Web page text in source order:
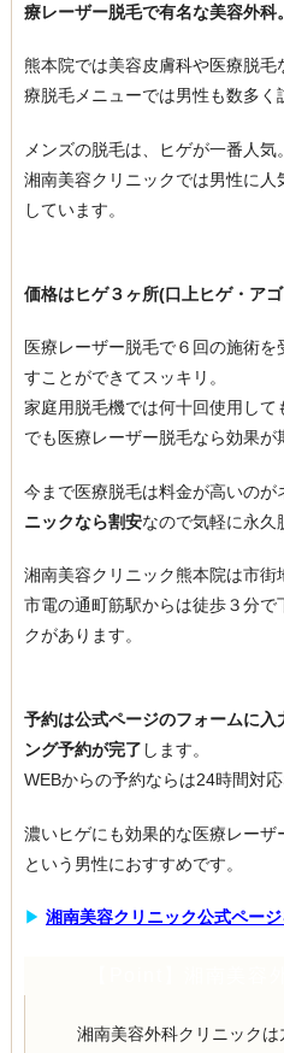
療レーザー脱毛で有名な美容外科。
熊本院では美容皮膚科や医療脱
療脱毛メニューでは男性も数多く
メンズの脱毛は、ヒゲが一番人気。
湘南美容クリニックでは男性に
しています。
価格はヒゲ３ヶ所(口上ヒゲ・ア
医療レーザー脱毛で６回の施術
すことができてスッキリ。
家庭用脱毛機では何十回使用し
でも医療レーザー脱毛なら効果が
今まで医療脱毛は料金が高いのが
ニックなら割安なので気軽に永久
湘南美容クリニック熊本院は市街
市電の通町筋駅からは徒歩３分
クがあります。
予約は公式ページのフォームに入
ング予約が完了 します。
WEBからの予約ならは24時間対
濃いヒゲにも効果的な医療レーザ
という男性におすすめです。
▶︎ 湘南美容クリニック公式ペー
湘南美容外科クリニック